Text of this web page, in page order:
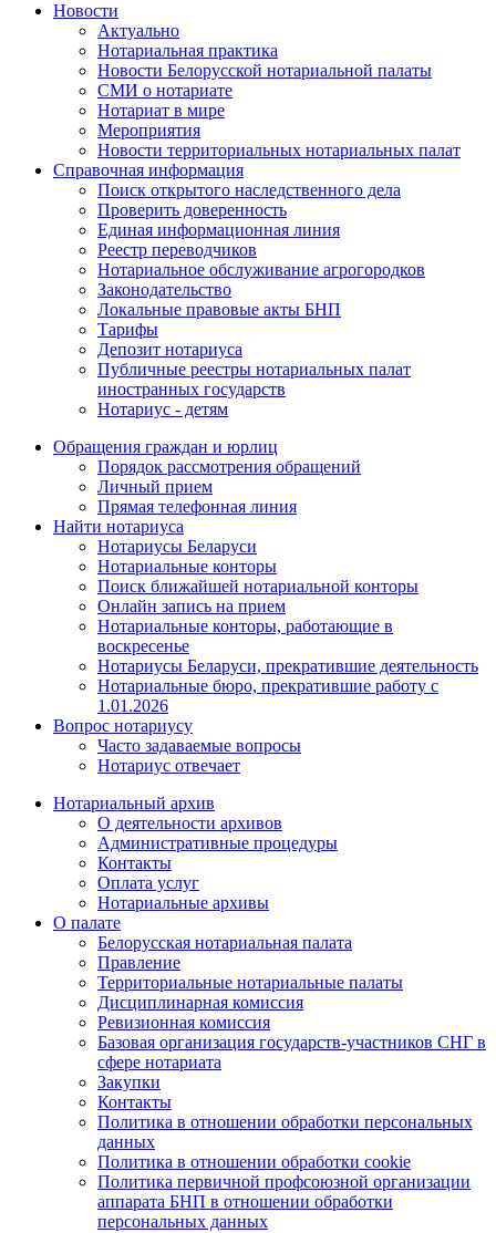
Новости
Актуально
Нотариальная практика
Новости Белорусской нотариальной палаты
СМИ о нотариате
Нотариат в мире
Мероприятия
Новости территориальных нотариальных палат
Справочная информация
Поиск открытого наследственного дела
Проверить доверенность
Единая информационная линия
Реестр переводчиков
Нотариальное обслуживание агрогородков
Законодательство
Локальные правовые акты БНП
Тарифы
Депозит нотариуса
Публичные реестры нотариальных палат
иностранных государств
Нотариус - детям
Обращения граждан и юрлиц
Порядок рассмотрения обращений
Личный прием
Прямая телефонная линия
Найти нотариуса
Нотариусы Беларуси
Нотариальные конторы
Поиск ближайшей нотариальной конторы
Онлайн запись на прием
Нотариальные конторы, работающие в
воскресенье
Нотариусы Беларуси, прекратившие деятельность
Нотариальные бюро, прекратившие работу с
1.01.2026
Вопрос нотариусу
Часто задаваемые вопросы
Нотариус отвечает
Нотариальный архив
О деятельности архивов
Административные процедуры
Контакты
Оплата услуг
Нотариальные архивы
О палате
Белорусская нотариальная палата
Правление
Территориальные нотариальные палаты
Дисциплинарная комиссия
Ревизионная комиссия
Базовая организация государств-участников СНГ в
сфере нотариата
Закупки
Контакты
Политика в отношении обработки персональных
данных
Политика в отношении обработки cookie
Политика первичной профсоюзной организации
аппарата БНП в отношении обработки
персональных данных